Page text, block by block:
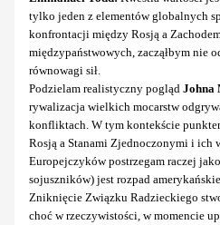
tylko jeden z elementów globalnych
konfrontacji między Rosją a
międzypaństwowych, zacząłbym nie
równowagi sił.
Podzielam realistyczny pogląd Johna
rywalizacja wielkich mocarstw
konfliktach. W tym kontekście
Rosją a Stanami Zjednoczonymi i ich
Europejczyków postrzegam raczej
sojuszników) jest rozpad
Zniknięcie Związku Radzieckiego
choć w rzeczywistości, w momencie